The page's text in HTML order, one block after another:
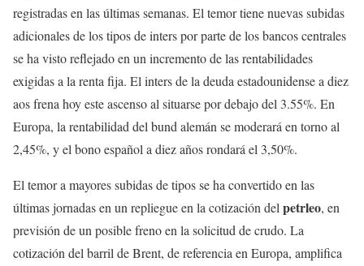
registradas en las últimas semanas. El temor tiene nuevas subidas
adicionales de los tipos de inters por parte de los bancos centrales
se ha visto reflejado en un incremento de las rentabilidades
exigidas a la renta fija. El inters de la deuda estadounidense a diez
aos frena hoy este ascenso al situarse por debajo del 3.55%. En
Europa, la rentabilidad del bund alemán se moderará en torno al
2,45%, y el bono español a diez años rondará el 3,50%.
El temor a mayores subidas de tipos se ha convertido en las
últimas jornadas en un repliegue en la cotización del petrleo, en
previsión de un posible freno en la solicitud de crudo. La
cotización del barril de Brent, de referencia en Europa, amplifica